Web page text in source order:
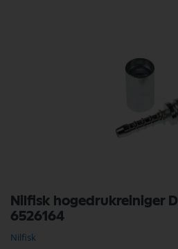
Nilfisk hogedrukreiniger
6526164
Nilfisk
naar
het
van